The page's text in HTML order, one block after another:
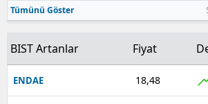
Kırıkkale
Batman
Tümünü Göster
BIST Artanlar Fiyat
ENDAE 18,48